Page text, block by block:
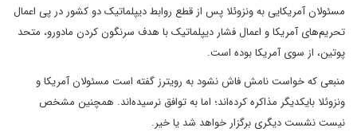
مسئولان آمریکایی به ونزوئلا پس از قطع روابط دیپلماتیک دو کشور در پی اعمال
تحریم‌های آمریکا و اعمال فشار دیپلماتیک با هدف سرنگون کردن مادورو، متحد
پوتین، از سوی آمریکا بوده است.
منبعی که خواست نامش فاش نشود به رویترز گفته است مسئولان آمریکا و
ونزوئلا بایکدیگر مذاکره کرده‌اند؛ اما به توافق نرسیده‌اند. همچنین مشخص
نیست نشست دیگری برگزار خواهد شد یا خیر.